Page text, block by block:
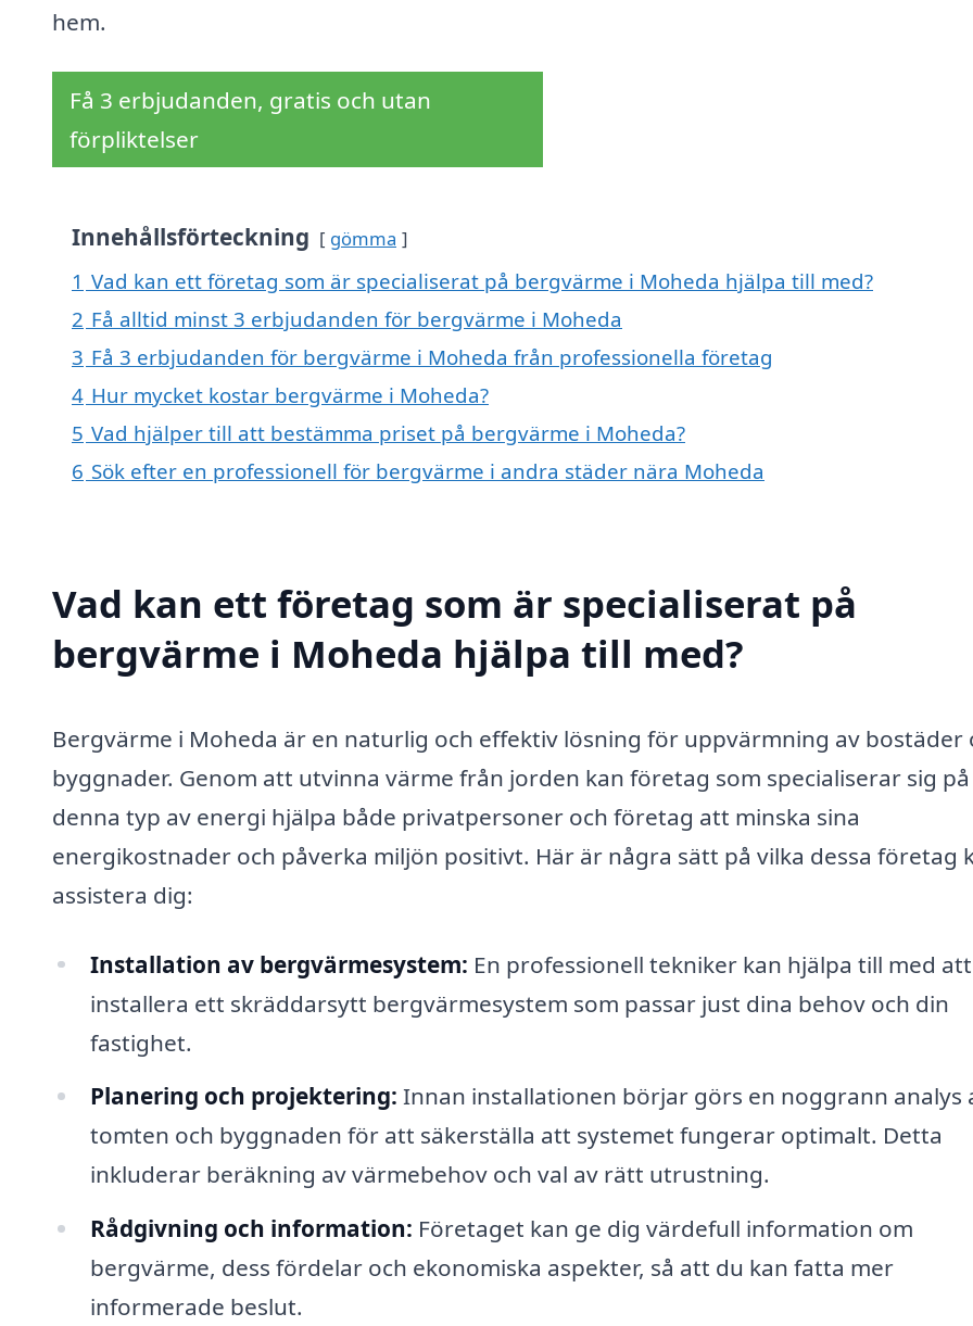
hem.
Få 3 erbjudanden, gratis och utan
förpliktelser
Innehållsförteckning gömma
1 Vad kan ett företag som är specialiserat på bergvärme i Moheda hjälpa till med?
2 Få alltid minst 3 erbjudanden för bergvärme i Moheda
3 Få 3 erbjudanden för bergvärme i Moheda från professionella företag
4 Hur mycket kostar bergvärme i Moheda?
5 Vad hjälper till att bestämma priset på bergvärme i Moheda?
6 Sök efter en professionell för bergvärme i andra städer nära Moheda
Vad kan ett företag som är specialiserat på
bergvärme i Moheda hjälpa till med?
Bergvärme i Moheda är en naturlig och effektiv lösning för uppvärmning av bostäder
byggnader. Genom att utvinna värme från jorden kan företag som specialiserar sig på
denna typ av energi hjälpa både privatpersoner och företag att minska sina
energikostnader och påverka miljön positivt. Här är några sätt på vilka dessa företag
assistera dig:
Installation av bergvärmesystem: En professionell tekniker kan hjälpa till med att
installera ett skräddarsytt bergvärmesystem som passar just dina behov och din
fastighet.
Planering och projektering: Innan installationen börjar görs en noggrann analys
tomten och byggnaden för att säkerställa att systemet fungerar optimalt. Detta
inkluderar beräkning av värmebehov och val av rätt utrustning.
Rådgivning och information: Företaget kan ge dig värdefull information om
bergvärme, dess fördelar och ekonomiska aspekter, så att du kan fatta mer
informerade beslut.